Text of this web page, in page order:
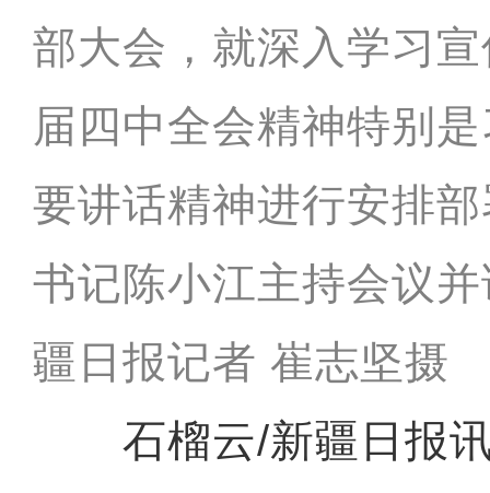
部大会，就深入学习
届四中全会精神特别
要讲话精神进行安排
书记陈小江主持会议
疆日报记者 崔志坚摄
石榴云/新疆日报讯